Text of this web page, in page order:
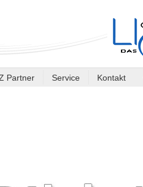
Partner Service Kontakt